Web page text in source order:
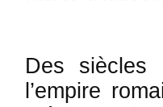
Des siècles
l’empire